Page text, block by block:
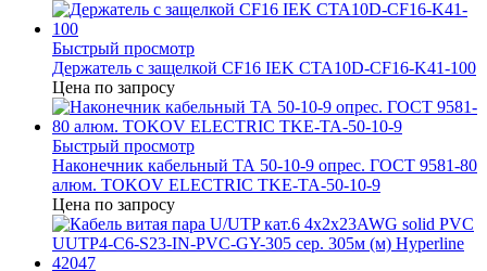
Быстрый просмотр
Держатель с защелкой CF16 IEK CTA10D-CF16-K41-100
Цена по запросу
Быстрый просмотр
Наконечник кабельный ТА 50-10-9 опрес. ГОСТ 9581-80
алюм. TOKOV ELECTRIC TKE-TA-50-10-9
Цена по запросу